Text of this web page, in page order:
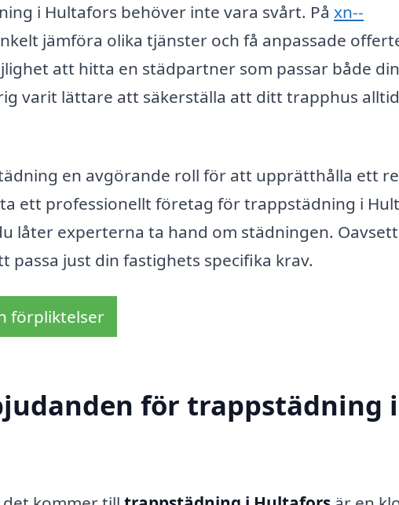
i Hultafors behöver inte vara svårt. På xn--
jämföra olika tjänster och få anpassade
att hitta en städpartner som passar både
varit lättare att säkerställa att ditt trapphus
en avgörande roll för att upprätthålla ett
ett professionellt företag för trappstädning i
låter experterna ta hand om städningen. Oavsett
passa just din fastighets specifika krav.
förpliktelser
för trappstädning i